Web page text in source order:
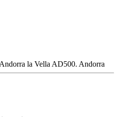
la Vella AD500. Andorra